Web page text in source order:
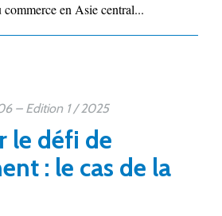
en Asie central...
– Edition 1 / 2025
le défi de
: le cas de la